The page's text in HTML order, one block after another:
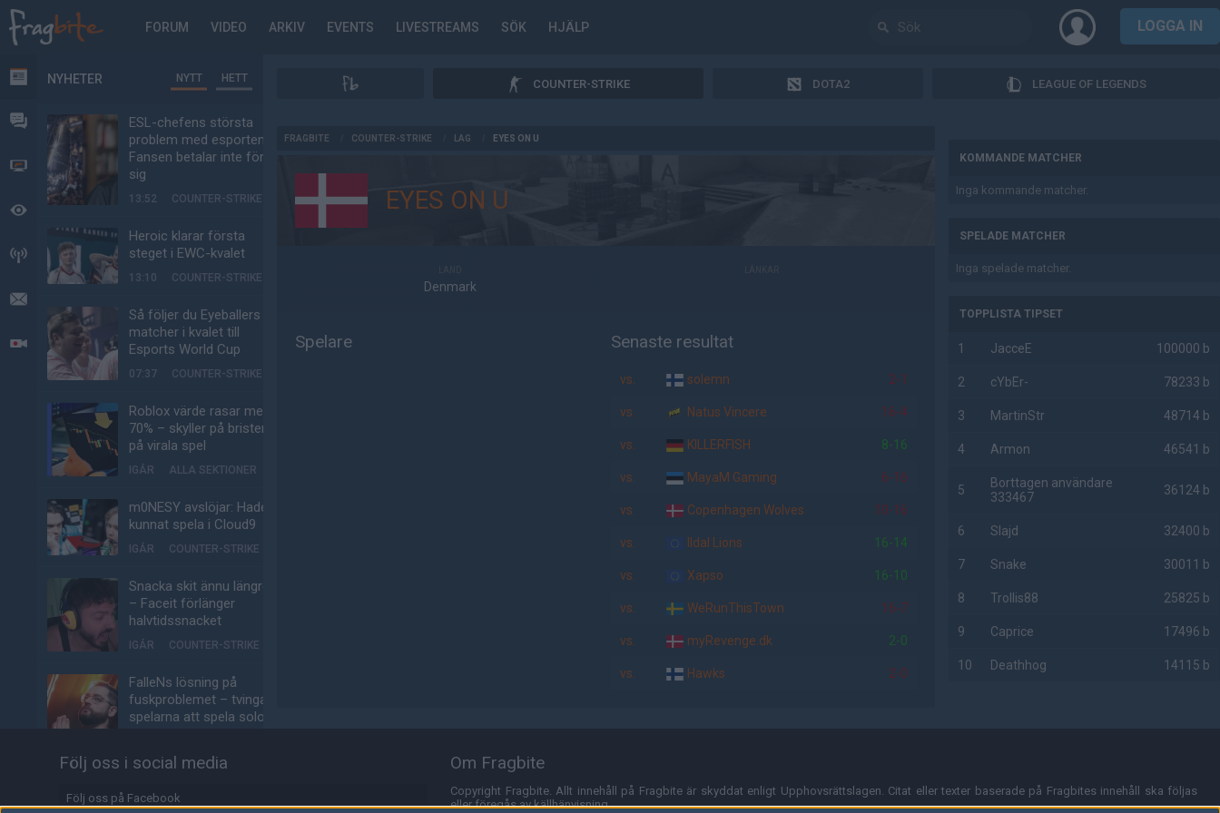
FORUM VIDEO ARKIV EVENTS LIVESTREAMS SÖK HJÄLP LOGGA IN
NYHETER
FORUM
VIDEO
HÄNDELSER
LIVESÄNDNINGAR
NYHETER NYTT HETT
ESL-chefens största
problem med esporten:
Fansen betalar inte för
sig
13:52 COUNTER-STRIKE
Heroic klarar första
steget i EWC-kvalet
13:10 COUNTER-STRIKE
Så följer du Eyeballers
matcher i kvalet till
Esports World Cup
07:37 COUNTER-STRIKE
Roblox värde rasar med
70% – skyller på bristen
på virala spel
IGÅR ALLA SEKTIONER
m0NESY avslöjar: Hade
kunnat spela i Cloud9
IGÅR COUNTER-STRIKE
Snacka skit ännu längre
– Faceit förlänger
halvtidssnacket
IGÅR COUNTER-STRIKE
FalleNs lösning på
fuskproblemet – tvinga
spelarna att spela solo-
IGÅR COUNTER-STRIKE
EA uppköpta av
COUNTER-STRIKE DOTA2 LEAGUE OF LEGENDS
FRAGBITE COUNTER-STRIKE LAG EYES ON U
EYES ON U
Denmark
Spelare Senaste resultat
vs. solemn 2-1
vs. Natus Vincere 16-4
vs. KILLERFISH 8-16
vs. MayaM Gaming 6-16
vs. Copenhagen Wolves 10-16
vs. Ildal Lions 16-14
vs. Xapso 16-10
vs. WeRunThisTown 16-7
vs. myRevenge.dk 2-0
vs. Hawks 2-0
KOMMANDE MATCHER
Inga kommande matcher.
SPELADE MATCHER
Inga spelade matcher.
TOPPLISTA TIPSET
1 JacceE 100000 b
2 cYbEr- 78233 b
3 MartinStr 48714 b
4 Armon 46541 b
5
Borttagen användare
333467
36124 b
6 Slajd 32400 b
7 Snake 30011 b
8 Trollis88 25825 b
9 Caprice 17496 b
10 Deathhog 14115 b
Följ oss i social media
Följ oss på Facebook
Om Fragbite
Copyright Fragbite. Allt innehåll på Fragbite är skyddat enligt Upphovsrättslagen. Citat eller texter baserade på Fragbites innehåll ska följas
eller föregås av källhänvisning.